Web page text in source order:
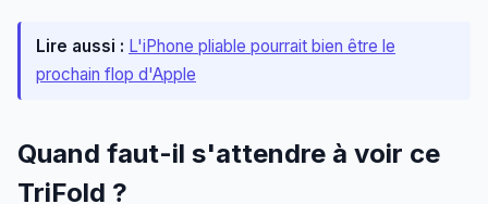
Lire aussi : L'iPhone pliable pourrait bien être le
prochain flop d'Apple
Quand faut-il s'attendre à voir ce
TriFold ?